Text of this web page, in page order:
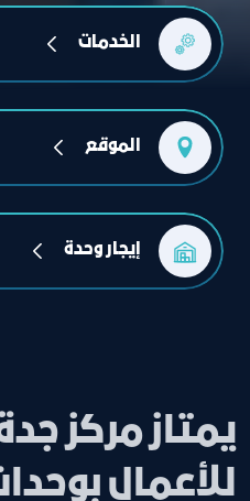
الخدمات
الموقع
إيجار وحدة
يمتاز مركز
للأعمال